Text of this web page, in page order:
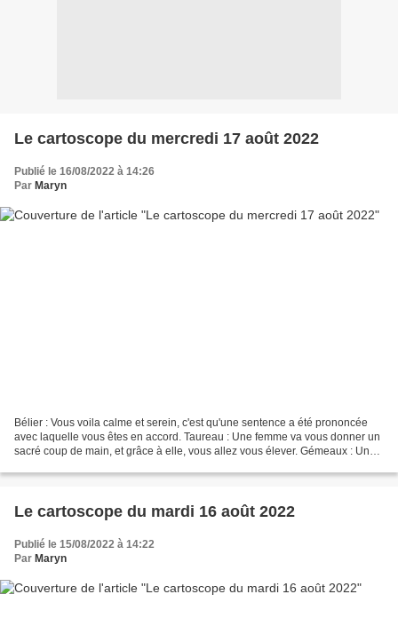
Le cartoscope du mercredi 17 août 2022
Publié le 16/08/2022 à 14:26
Par Maryn
Bélier : Vous voila calme et serein, c'est qu'une sentence a été prononcée
avec laquelle vous êtes en accord. Taureau : Une femme va vous donner un
sacré coup de main, et grâce à elle, vous allez vous élever. Gémeaux : Une
Le cartoscope du mardi 16 août 2022
Publié le 15/08/2022 à 14:22
Par Maryn